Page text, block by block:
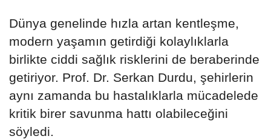
Dünya genelinde hızla artan kentleşme,
modern yaşamın getirdiği kolaylıklarla
birlikte ciddi sağlık risklerini de beraberinde
getiriyor. Prof. Dr. Serkan Durdu, şehirlerin
aynı zamanda bu hastalıklarla mücadelede
kritik birer savunma hattı olabileceğini
söyledi.